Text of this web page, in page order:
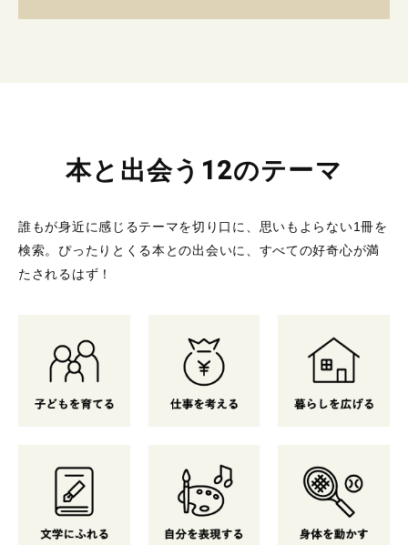
本と出会う12のテーマ
誰もが身近に感じるテーマを切り口に、思いもよらない1冊を
検索。 ぴったりとくる本との出会いに、すべての好奇心が満
たされるはず！